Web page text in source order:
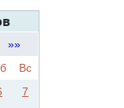
»»
Вс
7